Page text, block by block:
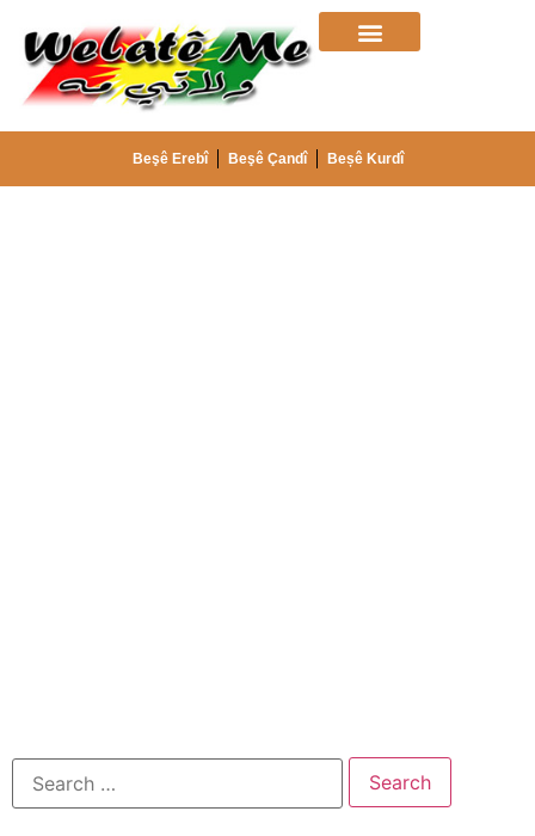
Beşê Erebî Beşê Çandî Beșê Kurdî